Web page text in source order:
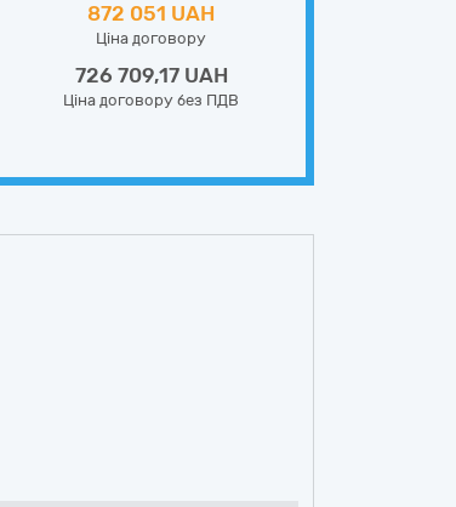
872 051 UAH
Ціна договору
726 709,17 UAH
Ціна договору без ПДВ